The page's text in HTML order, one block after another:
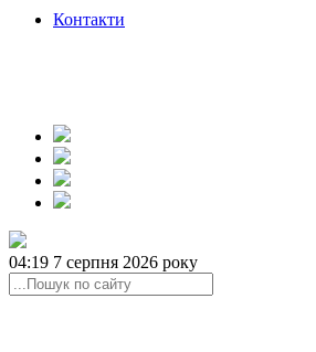
Контакти
04:19 7 серпня 2026 року